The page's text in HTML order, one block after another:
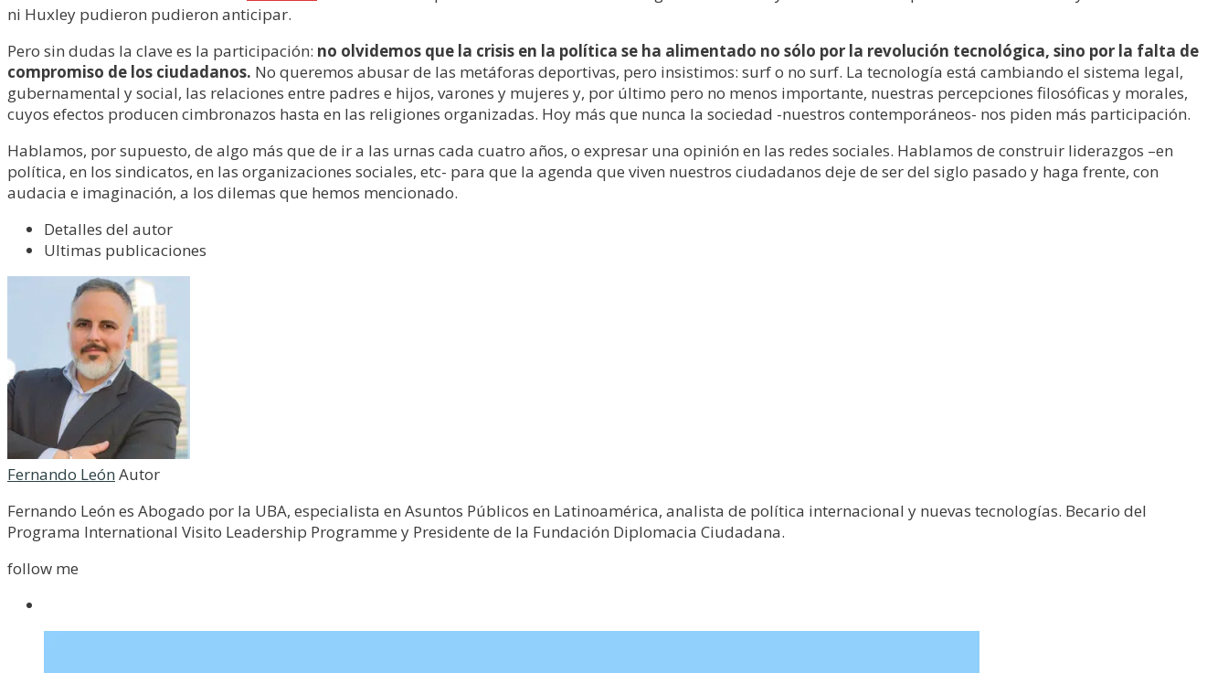
ni Huxley pudieron pudieron anticipar.
Pero sin dudas la clave es la participación: no olvidemos que la crisis en la política se ha alimentado no sólo por la revolución tecnológica, sino por la falta de
compromiso de los ciudadanos. No queremos abusar de las metáforas deportivas, pero insistimos: surf o no surf. La tecnología está cambiando el sistema legal,
gubernamental y social, las relaciones entre padres e hijos, varones y mujeres y, por último pero no menos importante, nuestras percepciones filosóficas y morales,
cuyos efectos producen cimbronazos hasta en las religiones organizadas. Hoy más que nunca la sociedad -nuestros contemporáneos- nos piden más participación.
Hablamos, por supuesto, de algo más que de ir a las urnas cada cuatro años, o expresar una opinión en las redes sociales. Hablamos de construir liderazgos –en
política, en los sindicatos, en las organizaciones sociales, etc- para que la agenda que viven nuestros ciudadanos deje de ser del siglo pasado y haga frente, con
audacia e imaginación, a los dilemas que hemos mencionado.
Detalles del autor
Ultimas publicaciones
Fernando León Autor
Fernando León es Abogado por la UBA, especialista en Asuntos Públicos en Latinoamérica, analista de política internacional y nuevas tecnologías. Becario del
Programa International Visito Leadership Programme y Presidente de la Fundación Diplomacia Ciudadana.
follow me